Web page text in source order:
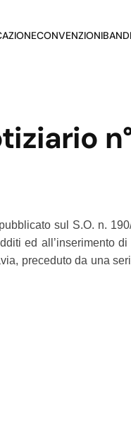
CONVENZIONIBANDI
sul S.O. n.
ed all’inserimento
preceduto da una